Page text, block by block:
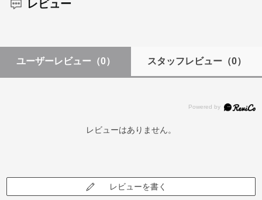
レビュー
ユーザーレビュー （0） スタッフレビュー（0）
レビューはありません。
レビューを書く